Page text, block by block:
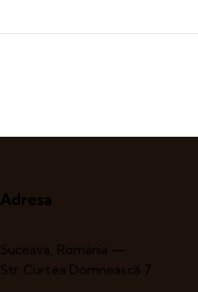
Adresa
Suceava, România —
Str. Curtea Domnească 7